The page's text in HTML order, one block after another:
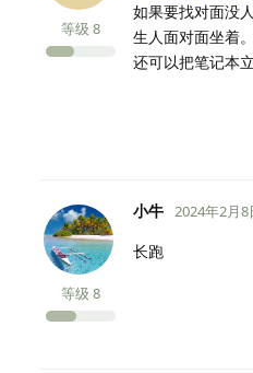
等级 8
如果要找对面没
生人面对面坐着。
还可以把笔记本
小牛
等级 8
2024年2月8
长跑